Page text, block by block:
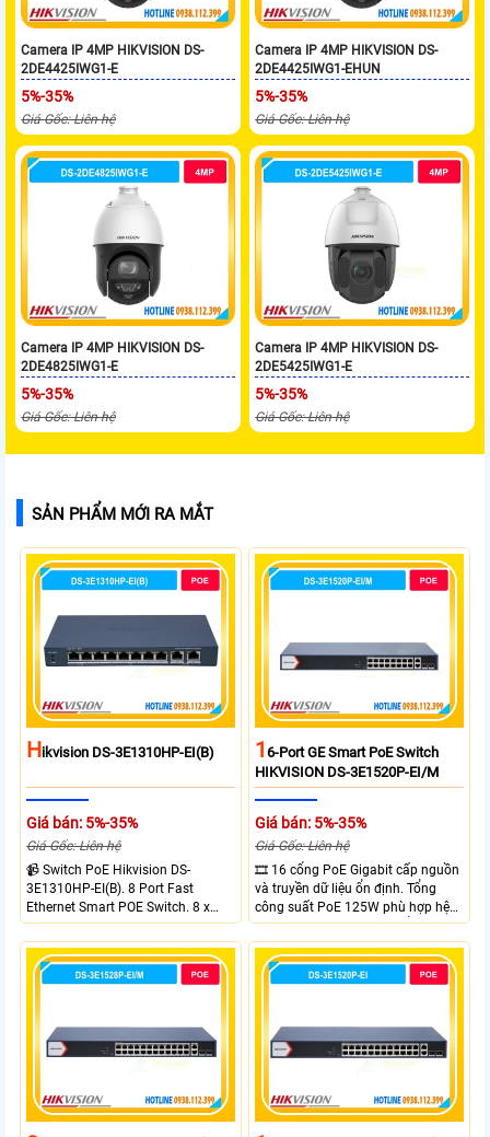
Camera IP 4MP HIKVISION DS-
2DE4425IWG1-E
5%-35%
Giá Gốc: Liên hệ
Camera IP 4MP HIKVISION DS-
2DE4425IWG1-EHUN
5%-35%
Giá Gốc: Liên hệ
Camera IP 4MP HIKVISION DS-
2DE4825IWG1-E
5%-35%
Giá Gốc: Liên hệ
Camera IP 4MP HIKVISION DS-
2DE5425IWG1-E
5%-35%
Giá Gốc: Liên hệ
SẢN PHẨM MỚI RA MẮT
HIkvision DS-3E1310HP-EI(B)
Giá bán: 5%-35%
Giá Gốc: Liên hệ
📹 Switch PoE Hikvision DS-
3E1310HP-EI(B). 8 Port Fast
Ethernet Smart POE Switch. 8 x
10/100M PoE Ports, 2 x Gigabit
Uplink Ports.
16-Port GE Smart PoE Switch
HIKVISION DS-3E1520P-EI/M
Giá bán: 5%-35%
Giá Gốc: Liên hệ
🎞 16 cổng PoE Gigabit cấp nguồn
và truyền dữ liệu ổn định. Tổng
công suất PoE 125W phù hợp hệ
thống camera IP vừa. 2 cổng RJ45
Gigabit và 2 cổng quang SFP mở
rộng linh hoạt. Hỗ trợ truyền PoE
xa tối đa lên đến 300 mét.